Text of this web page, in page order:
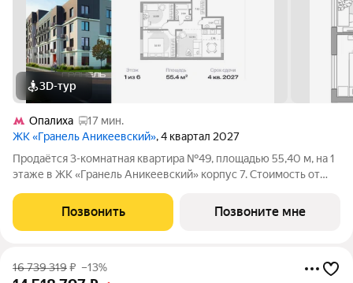
3D-тур
Опалиха
17 мин.
ЖК «Гранель Аникеевский», 4 квартал 2027
Продаётся 3-комнатная квартира №49, площадью 55,40 м, на 1
этаже в ЖК «Гранель Аникеевский» корпус 7. Стоимость от
окна во двор. Проект расположился в экологически чистом
районе Подмосковья
Позвонить Позвоните мне
16 739 319₽ –13%